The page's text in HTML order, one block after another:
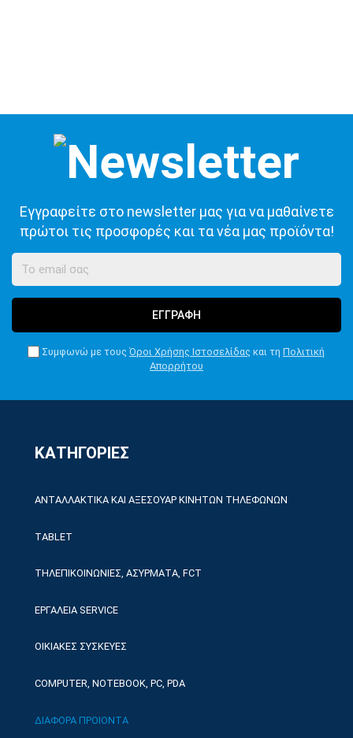
Εγγραφείτε στο newsletter μας για να μαθαίνετε
πρώτοι τις προσφορές και τα νέα μας προϊόντα!
ΕΓΓΡΑΦΗ
Συμφωνώ με τους Όροι Χρήσης Ιστοσελίδας και τη Πολιτική
Απορρήτου
ΚΑΤΗΓΟΡΙΕΣ
ΑΝΤΑΛΛΑΚΤΙΚΑ ΚΑΙ ΑΞΕΣΟΥΑΡ ΚΙΝΗΤΩΝ ΤΗΛΕΦΩΝΩΝ
TABLET
ΤΗΛΕΠΙΚΟΙΝΩΝΙΕΣ, ΑΣΥΡΜΑΤΑ, FCT
ΕΡΓΑΛΕΙΑ SERVICE
ΟΙΚΙΑΚΕΣ ΣΥΣΚΕΥΕΣ
COMPUTER, NOTEBOOK, PC, PDA
ΔΙΑΦΟΡΑ ΠΡΟΙΟΝΤΑ